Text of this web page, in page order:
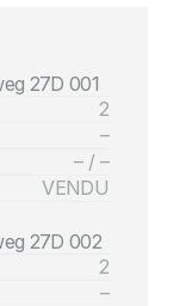
27D 001
2
–
– / –
VENDU
27D 002
2
–